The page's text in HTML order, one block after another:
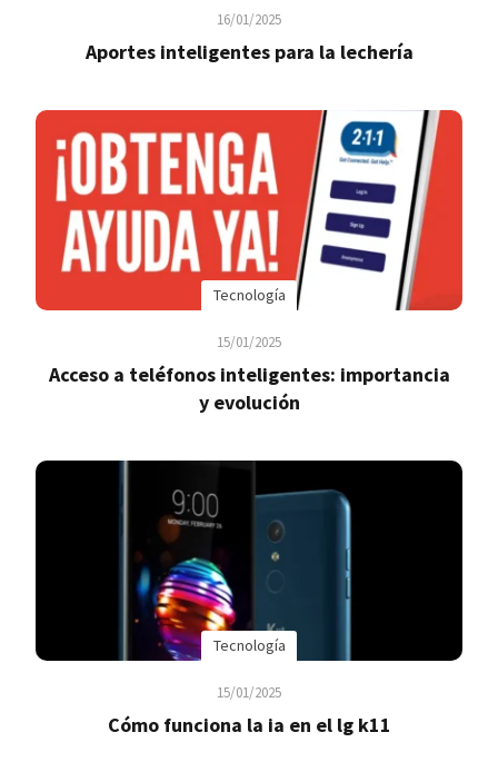
16/01/2025
Aportes inteligentes para la lechería
Tecnología
15/01/2025
Acceso a teléfonos inteligentes: importancia
y evolución
Tecnología
15/01/2025
Cómo funciona la ia en el lg k11